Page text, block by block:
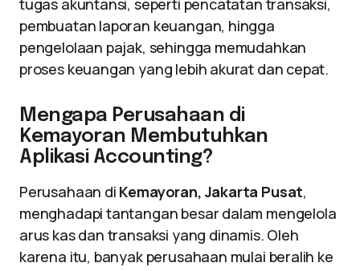
tugas akuntansi, seperti pencatatan transaksi,
pembuatan laporan keuangan, hingga
pengelolaan pajak, sehingga memudahkan
proses keuangan yang lebih akurat dan cepat.
Mengapa Perusahaan di
Kemayoran Membutuhkan
Aplikasi Accounting?
Perusahaan di Kemayoran, Jakarta Pusat,
menghadapi tantangan besar dalam mengelola
arus kas dan transaksi yang dinamis. Oleh
karena itu, banyak perusahaan mulai beralih ke